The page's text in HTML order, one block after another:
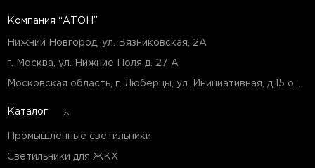
Компания “АТОН”
Нижний Новгород, ул. Вязниковская, 2А
г. Москва, ул. Нижние Поля д. 27 А
Каталог
Промышленные светильники
Светильники для ЖКХ